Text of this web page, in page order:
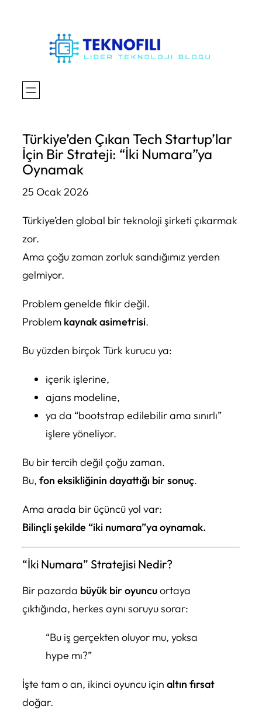
Türkiye’den Çıkan Tech Startup’lar
İçin Bir Strateji: “İki Numara”ya
Oynamak
25 Ocak 2026
Türkiye’den global bir teknoloji şirketi çıkarmak
zor.
Ama çoğu zaman zorluk sandığımız yerden
gelmiyor.
Problem genelde fikir değil.
Problem kaynak asimetrisi.
Bu yüzden birçok Türk kurucu ya:
içerik işlerine,
ajans modeline,
ya da “bootstrap edilebilir ama sınırlı”
işlere yöneliyor.
Bu bir tercih değil çoğu zaman.
Bu, fon eksikliğinin dayattığı bir sonuç.
Ama arada bir üçüncü yol var:
Bilinçli şekilde “iki numara”ya oynamak.
“İki Numara” Stratejisi Nedir?
Bir pazarda büyük bir oyuncuortaya
çıktığında, herkes aynı soruyu sorar:
“Bu iş gerçekten oluyor mu, yoksa
hype mı?”
İşte tam o an, ikinci oyuncu için altın fırsat
doğar.